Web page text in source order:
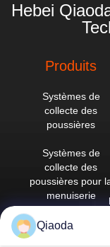
Hebei
Produits
Systèmes de
collecte des
poussières
Systèmes de
collecte des
poussières pour
menuiserie
Tableau des
Qiaoda